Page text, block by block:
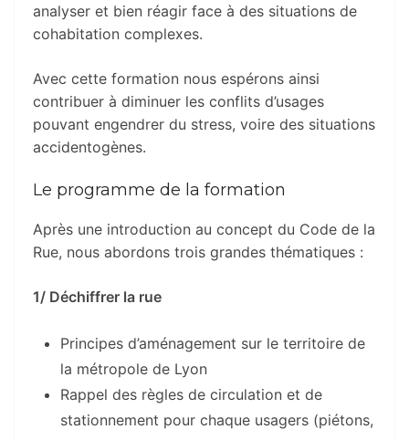
analyser et bien réagir face à des situations de
cohabitation complexes.
Avec cette formation nous espérons ainsi
contribuer à diminuer les conflits d’usages
pouvant engendrer du stress, voire des situations
accidentogènes.
Le programme de la formation
Après une introduction au concept du Code de la
Rue, nous abordons trois grandes thématiques :
1/ Déchiffrer la rue
Principes d’aménagement sur le territoire de
la métropole de Lyon
Rappel des règles de circulation et de
stationnement pour chaque usagers (piétons,